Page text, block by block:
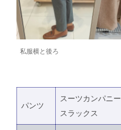
私服横と後ろ
パンツ
スーツカンパニー
スラックス